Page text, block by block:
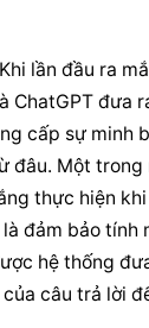
lần đầu ra
ChatGPT đưa
cấp sự minh
đâu. Một
thực hiện
đảm bảo tính
hệ thống
câu trả lời